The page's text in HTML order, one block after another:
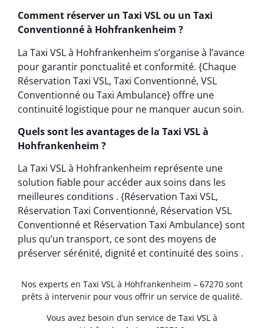
Comment réserver un Taxi VSL ou un Taxi
Conventionné à Hohfrankenheim ?
La Taxi VSL à Hohfrankenheim s’organise à l’avance
pour garantir ponctualité et conformité. {Chaque
Réservation Taxi VSL, Taxi Conventionné, VSL
Conventionné ou Taxi Ambulance} offre une
continuité logistique pour ne manquer aucun soin.
Quels sont les avantages de la Taxi VSL à
Hohfrankenheim ?
La Taxi VSL à Hohfrankenheim représente une
solution fiable pour accéder aux soins dans les
meilleures conditions . {Réservation Taxi VSL,
Réservation Taxi Conventionné, Réservation VSL
Conventionné et Réservation Taxi Ambulance} sont
plus qu’un transport, ce sont des moyens de
préserver sérénité, dignité et continuité des soins .
Nos experts en Taxi VSL à Hohfrankenheim – 67270 sont
prêts à intervenir pour vous offrir un service de qualité.
Vous avez besoin d’un service de Taxi VSL à